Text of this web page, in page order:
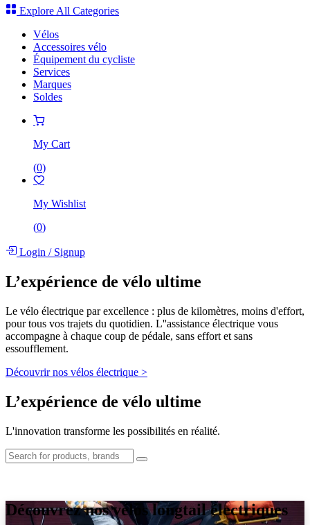
Explore All Categories
Vélos
Accessoires vélo
Équipement du cycliste
Services
Marques
Soldes
My Cart
(0)
My Wishlist
(0)
Login /Signup
L’expérience de vélo ultime
Le vélo électrique par excellence : plus de kilomètres, moins d'effort,
pour tous vos trajets du quotidien. L''assistance électrique vous
accompagne à chaque coup de pédale, sans effort et sans
essoufflement.
Découvrir nos vélos électrique >
L’expérience de vélo ultime
L'innovation transforme les possibilités en réalité.
Découvrez nos vélos longtail électriques